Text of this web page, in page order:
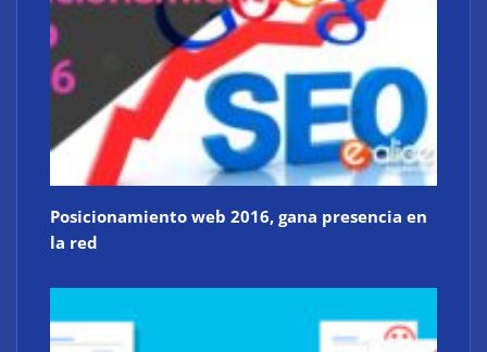
Posicionamiento web 2016, gana presencia en
la red